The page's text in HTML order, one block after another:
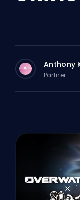
A Anthony
Partner